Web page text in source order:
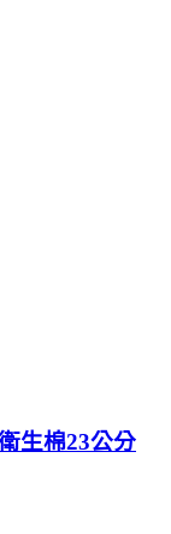
生棉23公分